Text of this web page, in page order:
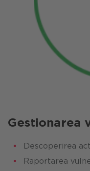
Gestionarea
Descoperirea
Raportarea